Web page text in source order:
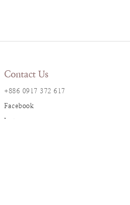
Contact Us
+886 0917 372 617
Facebook
Instagram